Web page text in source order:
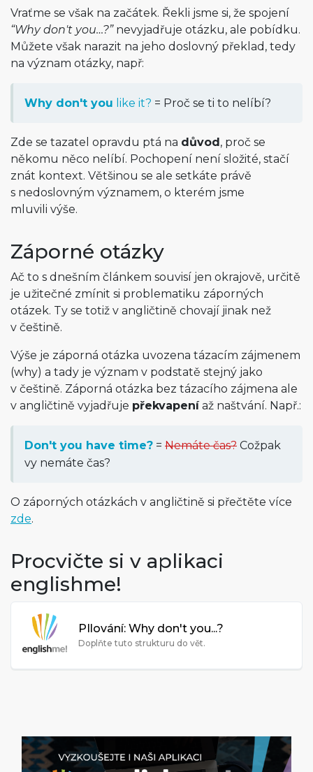
Vraťme se však na začátek. Řekli jsme si, že spojení
“Why don't you…?”nevyjadřuje otázku, ale pobídku.
Můžete však narazit na jeho doslovný překlad, tedy
na význam otázky, např:
Why don't you like it? = Proč se ti to nelíbí?
Zde se tazatel opravdu ptá na důvod, proč se
někomu něco nelíbí. Pochopení není složité, stačí
znát kontext. Většinou se ale setkáte právě
s nedoslovným významem, o kterém jsme
mluvili výše.
Záporné otázky
Ač to s dnešním článkem souvisí jen okrajově, určitě
je užitečné zmínit si problematiku záporných
otázek. Ty se totiž v angličtině chovají jinak než
v češtině.
Výše je záporná otázka uvozena tázacím zájmenem
(why) a tady je význam v podstatě stejný jako
v češtině. Záporná otázka bez tázacího zájmena ale
v angličtině vyjadřuje překvapeníaž naštvání. Např.:
Don't you have time? = Nemáte čas? Cožpak
vy nemáte čas?
O záporných otázkách v angličtině si přečtěte více
zde.
Procvičte si v aplikaci
englishme!
PIlování: Why don't you...?
Doplňte tuto strukturu do vět.